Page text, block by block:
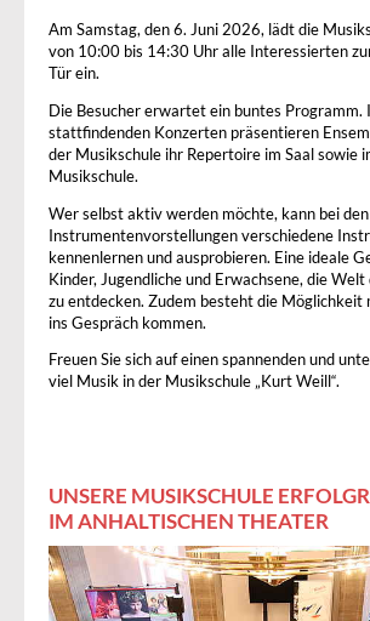
Am Samstag, den 6. Juni 2026, lädt die
von 10:00 bis 14:30 Uhr alle Interessierten
Tür ein.
Die Besucher erwartet ein buntes Programm.
stattfindenden Konzerten präsentieren
der Musikschule ihr Repertoire im Saal sowie
Musikschule.
Wer selbst aktiv werden möchte, kann bei den
Instrumentenvorstellungen verschiedene
kennenlernen und ausprobieren. Eine ideale
Kinder, Jugendliche und Erwachsene, die
zu entdecken. Zudem besteht die Möglichkeit
ins Gespräch kommen.
Freuen Sie sich auf einen spannenden und
viel Musik in der Musikschule „Kurt Weill“.
UNSERE MUSIKSCHULE
IM ANHALTISCHEN THEATER